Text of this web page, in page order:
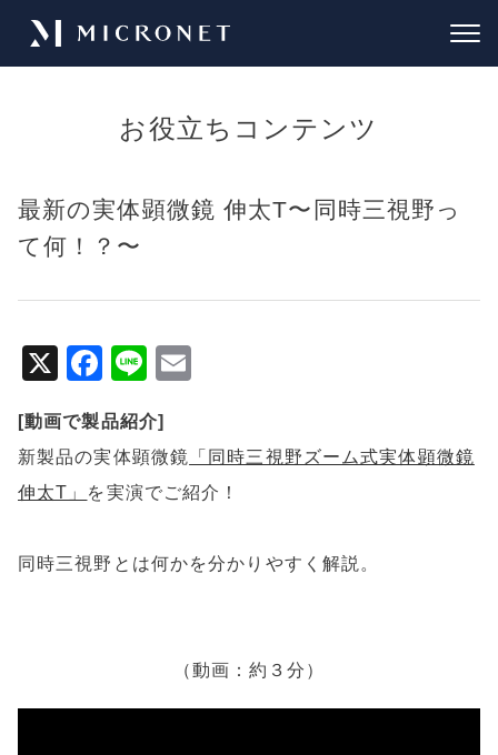
お役立ちコンテンツ
最新の実体顕微鏡 伸太T〜同時三視野っ
て何！？〜
X
F
c
e
b
o
Li
e
l
[動画で製品紹介]
新製品の実体顕微鏡 「同時三視野ズーム式実体顕微鏡
伸太T」 を実演でご紹介！
同時三視野とは何かを分かりやすく解説。
（動画：約３分）